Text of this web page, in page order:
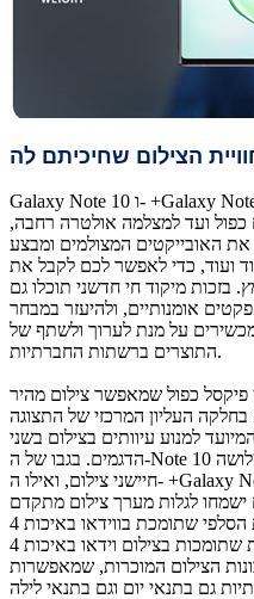
הצילום שחיכיתם לה
Galaxy Note 10 ו- +Galaxy Note 10 כוללים כל מה שמצלמה יכולה
ועד למצלמה אולטרה רחבה,
האובייקטים המצולמים ומבצע
ועוד, כדי לאפשר לכם לקבל את
בזכות מיקוד חי חדשני תוכלו גם
אומנותיים, ולהיעזר במבחר
על מנת לערוך ולשתף של
התוצרים ברשתות החברתיות.
כפול שמאפשר צילום מהיר
העליון המרכזי של התצוגה
למנוע עיוותים בצילום בשני
הדגמים. בגבו של ה-Note 10 ממוקם מערך צילום משולש, עם שלושה
חיישני צילום, ואילו ה- +Galaxy Note 10 כולל תוספת של מצלמה
ישמחו לגלות מערך צילום מתקדם
ומשופר הן במצלמת הסלפי שתומכת בווידאו באיכות 4K ב-30 פריימים
לשנייה, והן ביתר המצלמות שתומכות בצילום וידאו באיכות 4K ב-60
הצילום המוכרות, שמאפשרות